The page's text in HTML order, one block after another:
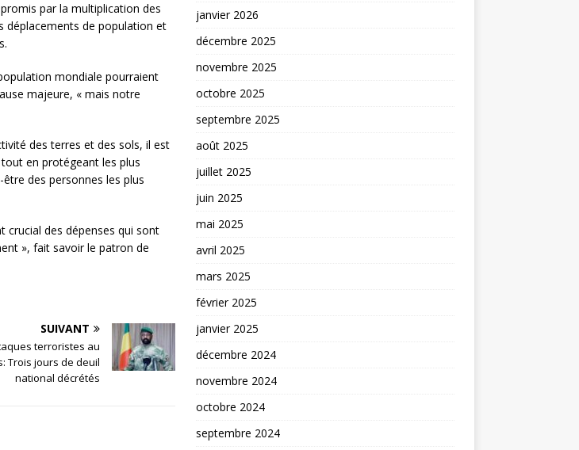
par la multiplication des
déplacements de population et
mondiale pourraient
majeure, « mais notre
des terres et des sols, il est
en protégeant les plus
des personnes les plus
crucial des dépenses qui sont
», fait savoir le patron de
SUIVANT
terroristes au
Trois jours de deuil
national décrétés
janvier 2026
décembre 2025
novembre 2025
octobre 2025
septembre 2025
août 2025
juillet 2025
juin 2025
mai 2025
avril 2025
mars 2025
février 2025
janvier 2025
décembre 2024
novembre 2024
octobre 2024
septembre 2024